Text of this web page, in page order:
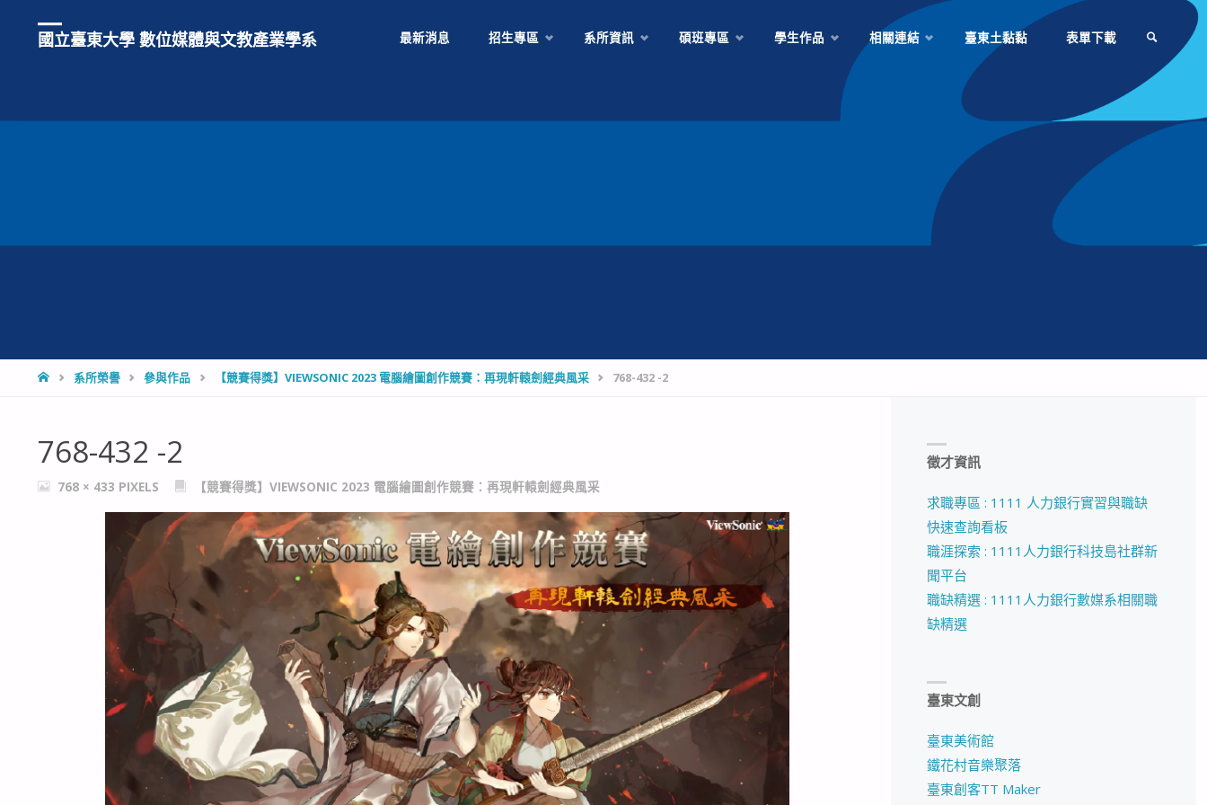
國立臺東大學 數位媒體與文教產業學系 最新消息 招生專區 系所資訊 碩班專區 學生作品 相關連結 臺東土黏黏 表單下載
HOME系所榮譽 參與作品 【競賽得獎】VIEWSONIC 2023 電腦繪圖創作競賽：再現軒轅劍經典風采 768-432 -2
768-432 -2
FULL768 × 433 PIXELS 【競賽得獎】VIEWSONIC 2023 電腦繪圖創作競賽：再現軒轅劍經典風采
徵才資訊
求職專區 : 1111 人力銀行實習與職缺
快速查詢看板
職涯探索 : 1111人力銀行科技島社群新
聞平台
職缺精選 : 1111人力銀行數媒系相關職
缺精選
臺東文創
臺東美術館
鐵花村音樂聚落
臺東創客TT Maker